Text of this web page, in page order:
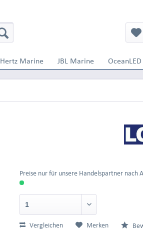
Hertz Marine JBL Marine OceanLED
Preise nur für unsere Handelspartner nach
Vergleichen Merken